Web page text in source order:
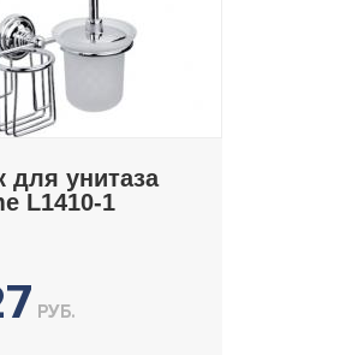
для унитаза
L1410-1
РУБ.